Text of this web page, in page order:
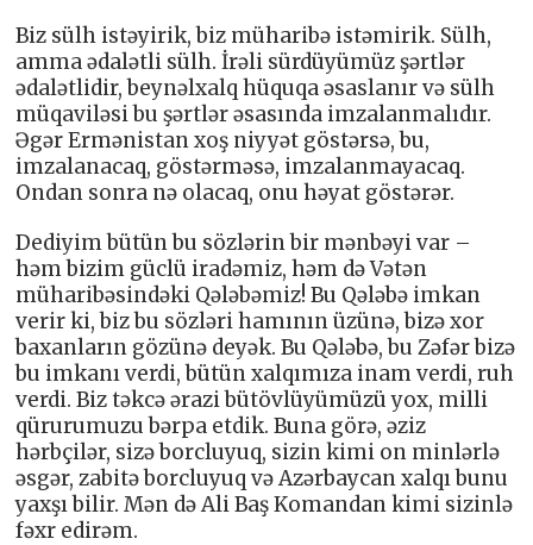
Biz sülh istəyirik, biz müharibə istəmirik. Sülh,
amma ədalətli sülh. İrəli sürdüyümüz şərtlər
ədalətlidir, beynəlxalq hüquqa əsaslanır və sülh
müqaviləsi bu şərtlər əsasında imzalanmalıdır.
Əgər Ermənistan xoş niyyət göstərsə, bu,
imzalanacaq, göstərməsə, imzalanmayacaq.
Ondan sonra nə olacaq, onu həyat göstərər.
Dediyim bütün bu sözlərin bir mənbəyi var –
həm bizim güclü iradəmiz, həm də Vətən
müharibəsindəki Qələbəmiz! Bu Qələbə imkan
verir ki, biz bu sözləri hamının üzünə, bizə xor
baxanların gözünə deyək. Bu Qələbə, bu Zəfər bizə
bu imkanı verdi, bütün xalqımıza inam verdi, ruh
verdi. Biz təkcə ərazi bütövlüyümüzü yox, milli
qürurumuzu bərpa etdik. Buna görə, əziz
hərbçilər, sizə borcluyuq, sizin kimi on minlərlə
əsgər, zabitə borcluyuq və Azərbaycan xalqı bunu
yaxşı bilir. Mən də Ali Baş Komandan kimi sizinlə
fəxr edirəm.